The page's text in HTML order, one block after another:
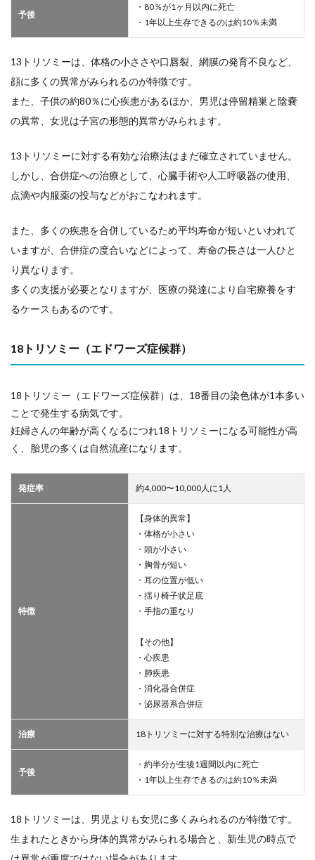
予後
・80％が1ヶ月以内に死亡
・1年以上生存できるのは約10％未満
13トリソミーは、体格の小ささや口唇裂、網膜の発育不良など、
顔に多くの異常がみられるのが特徴です。
また、子供の約80％に心疾患があるほか、男児は停留精巣と陰嚢
の異常、女児は子宮の形態的異常がみられます。
13トリソミーに対する有効な治療法はまだ確立されていません。
しかし、合併症への治療として、心臓手術や人工呼吸器の使用、
点滴や内服薬の投与などがおこなわれます。
また、多くの疾患を合併しているため平均寿命が短いといわれて
いますが、合併症の度合いなどによって、寿命の長さは一人ひと
り異なります。
多くの支援が必要となりますが、医療の発達により自宅療養をす
るケースもあるのです。
18トリソミー（エドワーズ症候群）
18トリソミー（エドワーズ症候群）は、18番目の染色体が1本多い
ことで発生する病気です。
妊婦さんの年齢が高くなるにつれ18トリソミーになる可能性が高
く、胎児の多くは自然流産になります。
発症率 約4,000〜10,000人に1人
特徴
【身体的異常】
・体格が小さい
・頭が小さい
・胸骨が短い
・耳の位置が低い
・揺り椅子状足底
・手指の重なり
【その他】
・心疾患
・肺疾患
・消化器合併症
・泌尿器系合併症
治療 18トリソミーに対する特別な治療はない
予後
・約半分が生後1週間以内に死亡
・1年以上生存できるのは約10％未満
18トリソミーは、男児よりも女児に多くみられるのが特徴です。
生まれたときから身体的異常がみられる場合と、新生児の時点で